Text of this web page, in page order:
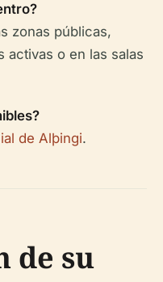
zonas públicas,
activas o en las salas
de Alþingi.
de su